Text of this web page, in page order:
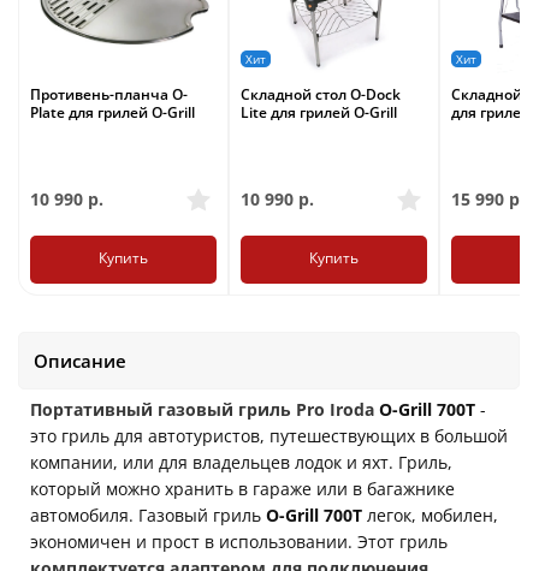
Противень-планча O-
Plate для грилей O-Grill
10 990 р.
Купить
Хит
Складной стол O-Dock
Lite для грилей O-Grill
10 990 р.
Купить
Хит
Складной
для грилей
15 990 р.
Описание
Портативный газовый гриль Pro Iroda O-Grill 700T -
это гриль для автотуристов, путешествующих в большой
компании, или для владельцев лодок и яхт. Гриль,
который можно хранить в гараже или в багажнике
автомобиля. Газовый гриль O-Grill 700T легок, мобилен,
экономичен и прост в использовании. Этот гриль